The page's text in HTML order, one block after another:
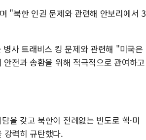
"북한 인권 문제와 관련해 안보리에서 3
사 트래비스 킹 문제와 관련해 "미국은
전과 송환을 위해 적극적으로 관여하고
을 갖고 북한이 전례없는 빈도로 핵·미
강력히 규탄했다.